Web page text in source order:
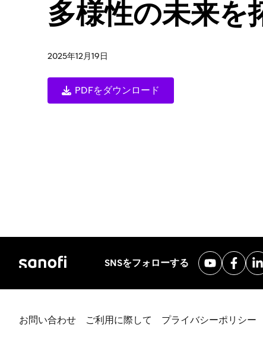
多様性の未来を
2025年12月19日
PDFをダウンロード
SNSをフォローする
お問い合わせ ご利用に際して プライバシーポリシー